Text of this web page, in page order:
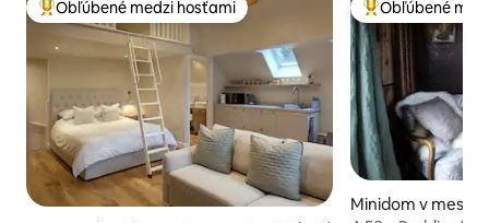
Najobľúbenejšie medzi hosťami
Obľúbené medzi hosťami Najobľúbenejšie
Obľúbené
Minidom v meste